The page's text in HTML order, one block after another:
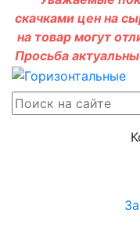
скачками цен на
на товар могут
Просьба